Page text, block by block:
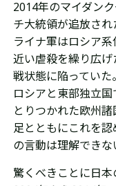
2014年のマイダン
チ大統領が追放され
ライナ軍はロシア
近い虐殺を繰り広
戦状態に陥っていた
ロシアと東部独立
とりつかれた欧州
足とともにこれを
の言動は理解できな
驚くべきことに日